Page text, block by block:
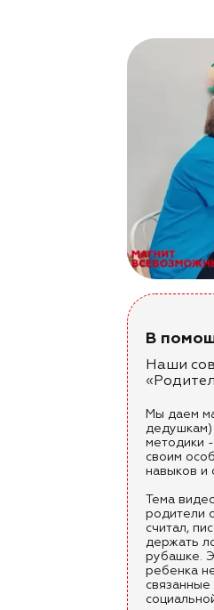
В
Наши
Мы даем
дедушкам)
методики
своим
навыков и
Тема
родители
считал,
держать
рубашке.
ребенка